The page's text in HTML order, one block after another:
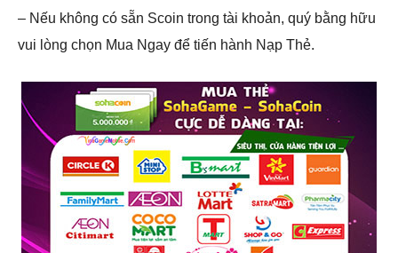
– Nếu không có sẵn Scoin trong tài khoản, quý bằng hữu
vui lòng chọn Mua Ngay để tiến hành Nạp Thẻ.